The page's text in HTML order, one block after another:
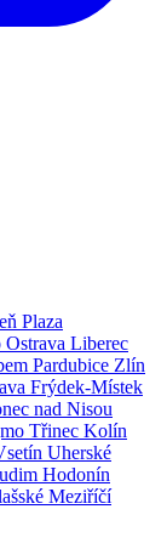
Plaza
Ostrava Liberec
Pardubice Zlín
Frýdek-Místek
nad Nisou
Třinec Kolín
Uherské
Hodonín
Meziříčí